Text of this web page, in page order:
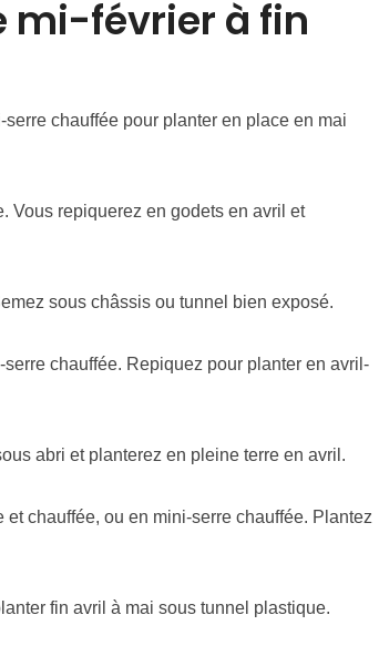
mi-février à fin
chauffée pour planter en place en mai
Vous repiquerez en godets en avril et
sous châssis ou tunnel bien exposé.
chauffée. Repiquez pour planter en avril-
abri et planterez en pleine terre en avril.
chauffée, ou en mini-serre chauffée. Plantez
fin avril à mai sous tunnel plastique.